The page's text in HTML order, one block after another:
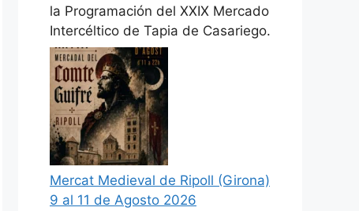
la Programación del XXIX Mercado
Intercéltico de Tapia de Casariego.
Mercat Medieval de Ripoll (Girona)
9 al 11 de Agosto 2026